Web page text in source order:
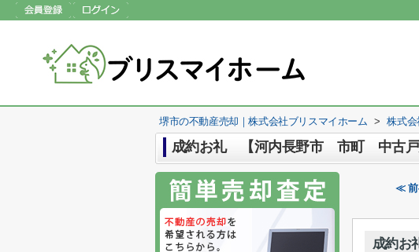
堺市の不動産売却｜株式会社ブリスマイホーム > 株式
成約お礼 【河内長野市 市町 中古戸
≪ 前
成約お